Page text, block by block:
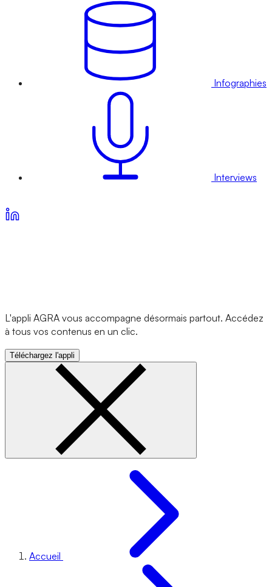
Infographies
Interviews
L'appli AGRA vous accompagne désormais partout. Accédez
à tous vos contenus en un clic.
Téléchargez l'appli
Accueil